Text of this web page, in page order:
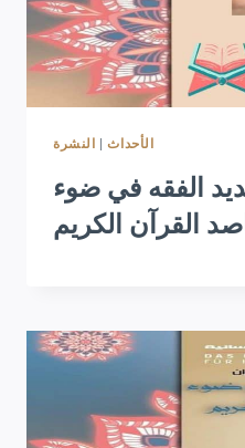
الأحداث| النشرة
الفقه في ضوء
القرآن الكريم